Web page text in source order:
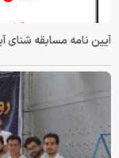
آیین نامه مسابقه شنای